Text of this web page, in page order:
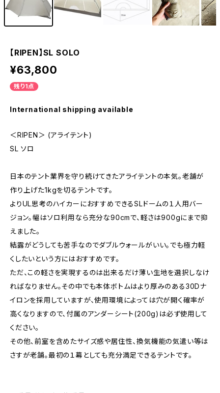
【RIPEN】SL SOLO
¥63,800
残り1点
International shipping available
＜RIPEN＞ (アライテント)
SL ソロ
日本のテント業界を守り続けてきたアライテントの本気。老舗が
作り上げた1kgを切るテントです。
よりUL思考のハイカーにおすすめできるSLドームの１人用バー
ジョン。幅はソロ利用なら充分な90cmで、軽さは900gにまで抑
えました。
結露がどうしても苦手なのでダブルウォールがいい。でも極力軽
くしたいという方にはおすすめです。
ただ、この軽さを実現するのは出来るだけ薄い生地を選択しなけ
ればなりません。その中でも本体ボトムはより厚みのある30Dナ
イロンを採用していますが、使用環境によっては穴が開く確率が
高くなりますので、付属のアンダーシート(200g)は必ず使用して
ください。
その他、前室を含めたサイズ感や居住性、換気機能の気遣い等は
さすが老舗。最初の１幕としても充分満足できるテントです。